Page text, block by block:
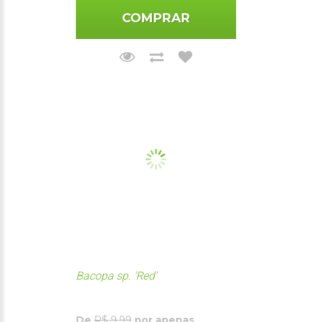
COMPRAR
Bacopa sp. 'Red'